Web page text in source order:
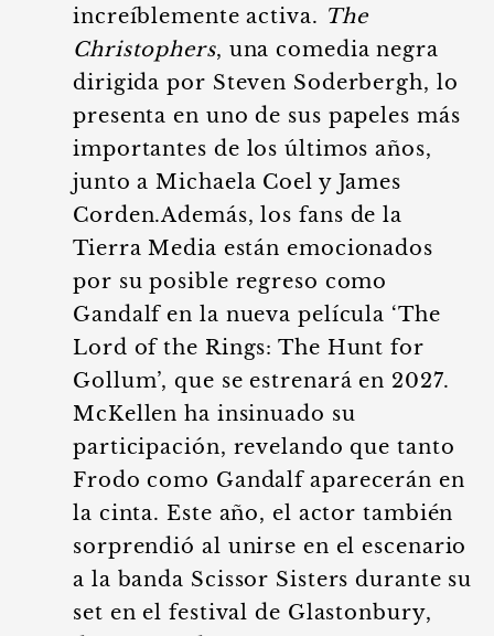
increíblemente activa. The
Christophers, una comedia negra
dirigida por Steven Soderbergh, lo
presenta en uno de sus papeles más
importantes de los últimos años,
junto a Michaela Coel y James
Corden.Además, los fans de la
Tierra Media están emocionados
por su posible regreso como
Gandalf en la nueva película ‘The
Lord of the Rings: The Hunt for
Gollum’, que se estrenará en 2027.
McKellen ha insinuado su
participación, revelando que tanto
Frodo como Gandalf aparecerán en
la cinta. Este año, el actor también
sorprendió al unirse en el escenario
a la banda Scissor Sisters durante su
set en el festival de Glastonbury,